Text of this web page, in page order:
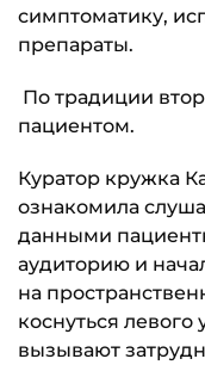
симптоматику,
препараты.
По традиции
пациентом.
Куратор кружка
ознакомила
данными
аудиторию и
на
коснуться левого
вызывают